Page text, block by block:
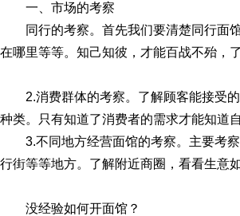
一、市场的考察
同行的考察。首先我们要清楚同行面
在哪里等等。知己知彼，才能百战不殆，
2.消费群体的考察。了解顾客能接受
种类。只有知道了消费者的需求才能知道
3.不同地方经营面馆的考察。主要考
行街等等地方。了解附近商圈，看看生意
没经验如何开面馆？